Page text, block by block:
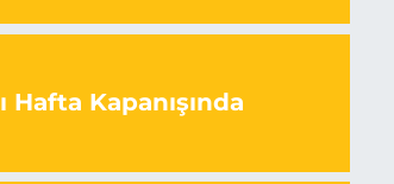
Kapanışında